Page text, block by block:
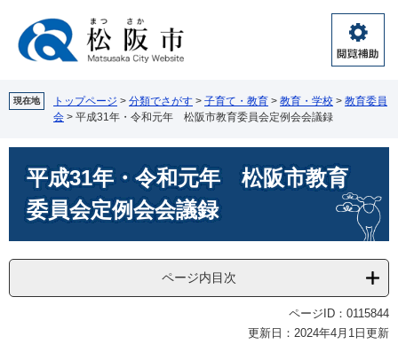
閲
覧
助
現在地 トップページ > 分類でさがす > 子育て・教育 > 教育・学校 > 教育委員
会 > 平成31年・令和元年 松阪市教育委員会定例会会議録
平成31年・令和元年 松阪市教育
委員会定例会会議録
ページ内目次
ページID：0115844
更新日：2024年4月1日更新